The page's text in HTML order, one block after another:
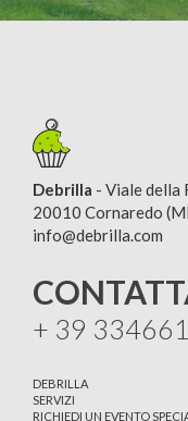
Debrilla - Viale della
20010 Cornaredo
info@debrilla.com
+ 39
DEBRILLA
SERVIZI
RICHIEDI UN EVENTO